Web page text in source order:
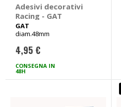
Adesivi decorativi
Racing - GAT
GAT
diam.48mm
4,95 €
CONSEGNA IN
48H